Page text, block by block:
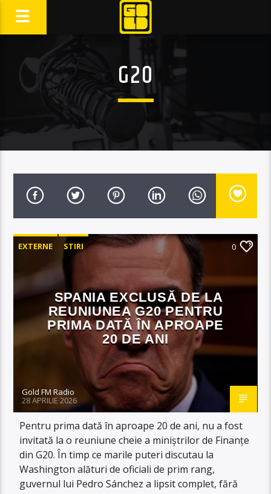
G20
EXTERNE STIRI 0
SPANIA EXCLUSĂ DE LA
REUNIUNEA G20 PENTRU
PRIMA DATĂ ÎN APROAPE
20 DE ANI
Gold FM Radio
28 APRILIE 2026
Pentru prima dată în aproape 20 de ani, nu a fost
invitată la o reuniune cheie a miniștrilor de Finanțe
din G20. În timp ce marile puteri discutau la
Washington alături de oficiali de prim rang,
guvernul lui Pedro Sánchez a lipsit complet, fără